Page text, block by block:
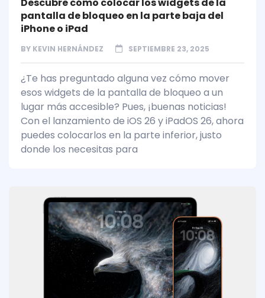
Descubre cómo colocar los widgets de la
pantalla de bloqueo en la parte baja del
iPhone o iPad
BY KEVIN HERNÁNDEZ SEPTIEMBRE 23, 2025
¿Te has preguntado alguna vez cómo mover
esos widgets de la pantalla de bloqueo a un
lugar más accesible? Pues, ¡buenas noticias!
Con el lanzamiento de iOS 26 y iPadOS 26, ahora
puedes colocarlos en la parte inferior, justo
donde los necesitas para